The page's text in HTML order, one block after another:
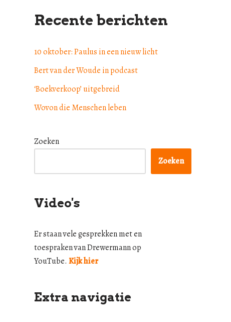
Recente berichten
10 oktober: Paulus in een nieuw licht
Bert van der Woude in podcast
‘Boekverkoop’ uitgebreid
Wovon die Menschen leben
Zoeken
Zoeken
Video's
Er staan vele gesprekken met en
toespraken van Drewermann op
YouTube. Kijk hier
Extra navigatie